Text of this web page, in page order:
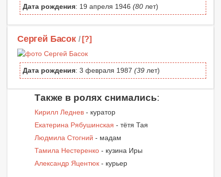
Дата рождения: 19 апреля 1946 (80 лет)
Сергей Басок / [?]
Дата рождения: 3 февраля 1987 (39 лет)
Также в ролях снимались:
Кирилл Леднев - куратор
Екатерина Рябушинская - тётя Тая
Людмила Стогний - мадам
Тамила Нестеренко - кузина Иры
Александр Яцентюк - курьер